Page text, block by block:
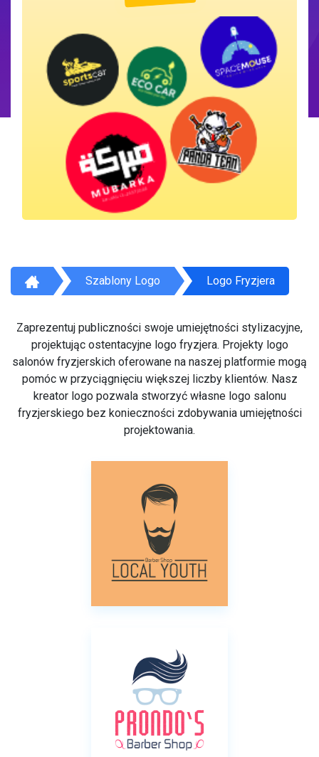
Szablony Logo Logo Fryzjera
Zaprezentuj publiczności swoje umiejętności stylizacyjne,
projektując ostentacyjne logo fryzjera. Projekty logo
salonów fryzjerskich oferowane na naszej platformie mogą
pomóc w przyciągnięciu większej liczby klientów. Nasz
kreator logo pozwala stworzyć własne logo salonu
fryzjerskiego bez konieczności zdobywania umiejętności
projektowania.